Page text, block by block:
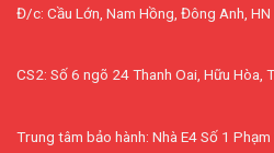
Đ/c: Cầu Lớn, Nam Hồng, Đông Anh, HN
CS2: Số 6 ngõ 24 Thanh Oai, Hữu Hòa,
Trung tâm bảo hành: Nhà E4 Số 1